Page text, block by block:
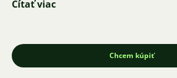
P. Crabro
Ch. Elongatus Mpanga
P. Saluosi Coral Red
SERA VIPAN - vločky
Čítať viac
Chcem kúpiť